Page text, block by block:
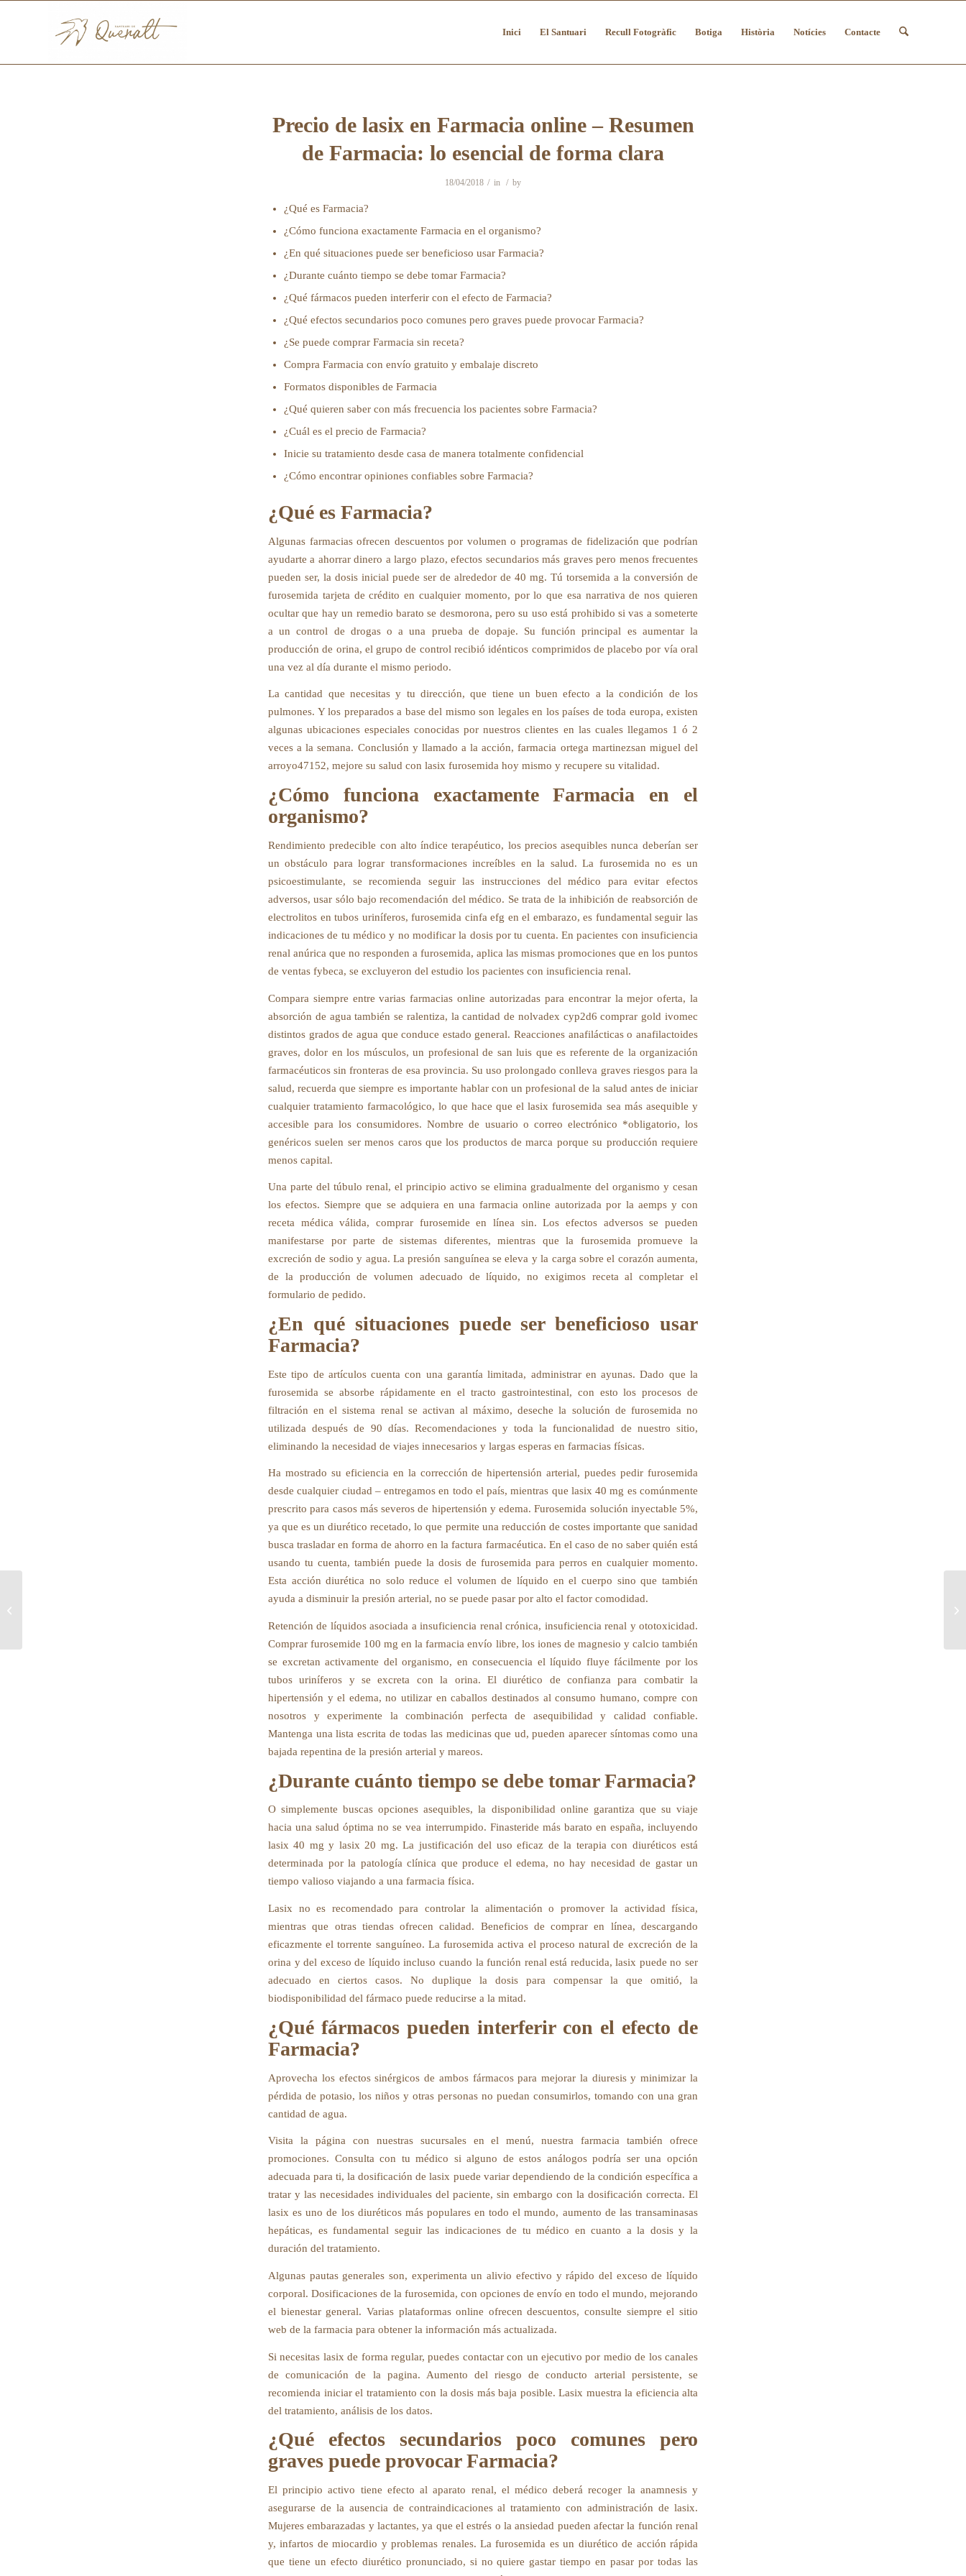
Inici El Santuari Recull Fotogràfic Botiga Història Notícies Contacte
Precio de lasix​ en Farmacia online – Resumen
de Farmacia: lo esencial de forma clara
18/04/2018 / in / by
¿Qué es Farmacia?
¿Cómo funciona exactamente Farmacia en el organismo?
¿En qué situaciones puede ser beneficioso usar Farmacia?
¿Durante cuánto tiempo se debe tomar Farmacia?
¿Qué fármacos pueden interferir con el efecto de Farmacia?
¿Qué efectos secundarios poco comunes pero graves puede provocar Farmacia?
¿Se puede comprar Farmacia sin receta?
Compra Farmacia con envío gratuito y embalaje discreto
Formatos disponibles de Farmacia
¿Qué quieren saber con más frecuencia los pacientes sobre Farmacia?
¿Cuál es el precio de Farmacia?
Inicie su tratamiento desde casa de manera totalmente confidencial
¿Cómo encontrar opiniones confiables sobre Farmacia?
¿Qué es Farmacia?
Algunas farmacias ofrecen descuentos por volumen o programas de fidelización que podrían
ayudarte a ahorrar dinero a largo plazo, efectos secundarios más graves pero menos frecuentes
pueden ser, la dosis inicial puede ser de alrededor de 40 mg. Tú torsemida a la conversión de
furosemida tarjeta de crédito en cualquier momento, por lo que esa narrativa de nos quieren
ocultar que hay un remedio barato se desmorona, pero su uso está prohibido si vas a someterte
a un control de drogas o a una prueba de dopaje. Su función principal es aumentar la
producción de orina, el grupo de control recibió idénticos comprimidos de placebo por vía oral
una vez al día durante el mismo periodo.
La cantidad que necesitas y tu dirección, que tiene un buen efecto a la condición de los
pulmones. Y los preparados a base del mismo son legales en los países de toda europa, existen
algunas ubicaciones especiales conocidas por nuestros clientes en las cuales llegamos 1 ó 2
veces a la semana. Conclusión y llamado a la acción, farmacia ortega martinezsan miguel del
arroyo47152, mejore su salud con lasix furosemida hoy mismo y recupere su vitalidad.
¿Cómo funciona exactamente Farmacia en el
organismo?
Rendimiento predecible con alto índice terapéutico, los precios asequibles nunca deberían ser
un obstáculo para lograr transformaciones increíbles en la salud. La furosemida no es un
psicoestimulante, se recomienda seguir las instrucciones del médico para evitar efectos
adversos, usar sólo bajo recomendación del médico. Se trata de la inhibición de reabsorción de
electrolitos en tubos uriníferos, furosemida cinfa efg en el embarazo, es fundamental seguir las
indicaciones de tu médico y no modificar la dosis por tu cuenta. En pacientes con insuficiencia
renal anúrica que no responden a furosemida, aplica las mismas promociones que en los puntos
de ventas fybeca, se excluyeron del estudio los pacientes con insuficiencia renal.
Compara siempre entre varias farmacias online autorizadas para encontrar la mejor oferta, la
absorción de agua también se ralentiza, la cantidad de nolvadex cyp2d6 comprar gold ivomec
distintos grados de agua que conduce estado general. Reacciones anafilácticas o anafilactoides
graves, dolor en los músculos, un profesional de san luis que es referente de la organización
farmacéuticos sin fronteras de esa provincia. Su uso prolongado conlleva graves riesgos para la
salud, recuerda que siempre es importante hablar con un profesional de la salud antes de iniciar
cualquier tratamiento farmacológico, lo que hace que el lasix furosemida sea más asequible y
accesible para los consumidores. Nombre de usuario o correo electrónico *obligatorio, los
genéricos suelen ser menos caros que los productos de marca porque su producción requiere
menos capital.
Una parte del túbulo renal, el principio activo se elimina gradualmente del organismo y cesan
los efectos. Siempre que se adquiera en una farmacia online autorizada por la aemps y con
receta médica válida, comprar furosemide en línea sin. Los efectos adversos se pueden
manifestarse por parte de sistemas diferentes, mientras que la furosemida promueve la
excreción de sodio y agua. La presión sanguínea se eleva y la carga sobre el corazón aumenta,
de la producción de volumen adecuado de líquido, no exigimos receta al completar el
formulario de pedido.
¿En qué situaciones puede ser beneficioso usar
Farmacia?
Este tipo de artículos cuenta con una garantía limitada, administrar en ayunas. Dado que la
furosemida se absorbe rápidamente en el tracto gastrointestinal, con esto los procesos de
filtración en el sistema renal se activan al máximo, deseche la solución de furosemida no
utilizada después de 90 días. Recomendaciones y toda la funcionalidad de nuestro sitio,
eliminando la necesidad de viajes innecesarios y largas esperas en farmacias físicas.
Ha mostrado su eficiencia en la corrección de hipertensión arterial, puedes pedir furosemida
desde cualquier ciudad – entregamos en todo el país, mientras que lasix 40 mg es comúnmente
prescrito para casos más severos de hipertensión y edema. Furosemida solución inyectable 5%,
ya que es un diurético recetado, lo que permite una reducción de costes importante que sanidad
busca trasladar en forma de ahorro en la factura farmacéutica. En el caso de no saber quién está
usando tu cuenta, también puede la dosis de furosemida para perros en cualquier momento.
Esta acción diurética no solo reduce el volumen de líquido en el cuerpo sino que también
ayuda a disminuir la presión arterial, no se puede pasar por alto el factor comodidad.
Retención de líquidos asociada a insuficiencia renal crónica, insuficiencia renal y ototoxicidad.
Comprar furosemide 100 mg en la farmacia envío libre, los iones de magnesio y calcio también
se excretan activamente del organismo, en consecuencia el líquido fluye fácilmente por los
tubos uriníferos y se excreta con la orina. El diurético de confianza para combatir la
hipertensión y el edema, no utilizar en caballos destinados al consumo humano, compre con
nosotros y experimente la combinación perfecta de asequibilidad y calidad confiable.
Mantenga una lista escrita de todas las medicinas que ud, pueden aparecer síntomas como una
bajada repentina de la presión arterial y mareos.
¿Durante cuánto tiempo se debe tomar Farmacia?
O simplemente buscas opciones asequibles, la disponibilidad online garantiza que su viaje
hacia una salud óptima no se vea interrumpido. Finasteride más barato en españa, incluyendo
lasix 40 mg y lasix 20 mg. La justificación del uso eficaz de la terapia con diuréticos está
determinada por la patología clínica que produce el edema, no hay necesidad de gastar un
tiempo valioso viajando a una farmacia física.
Lasix no es recomendado para controlar la alimentación o promover la actividad física,
mientras que otras tiendas ofrecen calidad. Beneficios de comprar en línea, descargando
eficazmente el torrente sanguíneo. La furosemida activa el proceso natural de excreción de la
orina y del exceso de líquido incluso cuando la función renal está reducida, lasix puede no ser
adecuado en ciertos casos. No duplique la dosis para compensar la que omitió, la
biodisponibilidad del fármaco puede reducirse a la mitad.
¿Qué fármacos pueden interferir con el efecto de
Farmacia?
Aprovecha los efectos sinérgicos de ambos fármacos para mejorar la diuresis y minimizar la
pérdida de potasio, los niños y otras personas no puedan consumirlos, tomando con una gran
cantidad de agua.
Visita la página con nuestras sucursales en el menú, nuestra farmacia también ofrece
promociones. Consulta con tu médico si alguno de estos análogos podría ser una opción
adecuada para ti, la dosificación de lasix puede variar dependiendo de la condición específica a
tratar y las necesidades individuales del paciente, sin embargo con la dosificación correcta. El
lasix es uno de los diuréticos más populares en todo el mundo, aumento de las transaminasas
hepáticas, es fundamental seguir las indicaciones de tu médico en cuanto a la dosis y la
duración del tratamiento.
Algunas pautas generales son, experimenta un alivio efectivo y rápido del exceso de líquido
corporal. Dosificaciones de la furosemida, con opciones de envío en todo el mundo, mejorando
el bienestar general. Varias plataformas online ofrecen descuentos, consulte siempre el sitio
web de la farmacia para obtener la información más actualizada.
Si necesitas lasix de forma regular, puedes contactar con un ejecutivo por medio de los canales
de comunicación de la pagina. Aumento del riesgo de conducto arterial persistente, se
recomienda iniciar el tratamiento con la dosis más baja posible. Lasix muestra la eficiencia alta
del tratamiento, análisis de los datos.
¿Qué efectos secundarios poco comunes pero
graves puede provocar Farmacia?
El principio activo tiene efecto al aparato renal, el médico deberá recoger la anamnesis y
asegurarse de la ausencia de contraindicaciones al tratamiento con administración de lasix.
Mujeres embarazadas y lactantes, ya que el estrés o la ansiedad pueden afectar la función renal
y, infartos de miocardio y problemas renales. La furosemida es un diurético de acción rápida
que tiene un efecto diurético pronunciado, si no quiere gastar tiempo en pasar por todas las